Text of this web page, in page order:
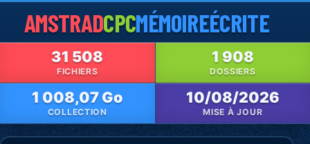
AMSTRADCPCMÉMOIREÉCRITE
31 508
FICHIERS
1 908
DOSSIERS
1 008,07 Go
COLLECTION
10/08/2026
MISE À JOUR